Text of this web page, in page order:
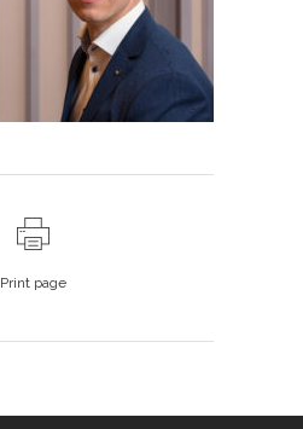
Print page